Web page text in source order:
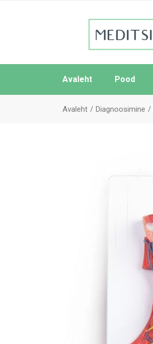
Avaleht Pood
Avaleht Diagnoosimine